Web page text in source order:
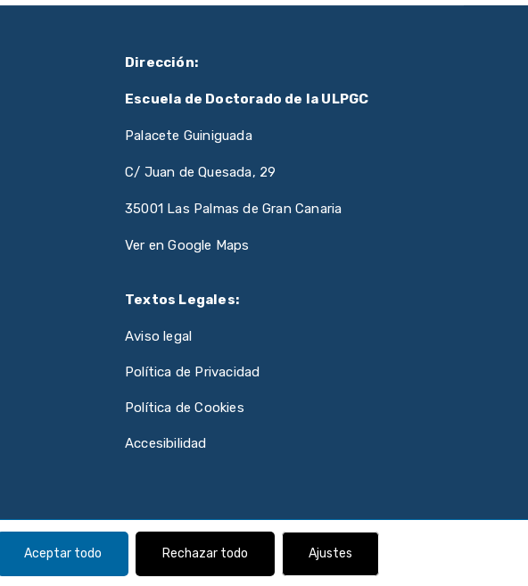
Dirección:
Escuela de Doctorado de la ULPGC
Palacete Guiniguada
C/ Juan de Quesada, 29
35001 Las Palmas de Gran Canaria
Ver en Google Maps
Textos Legales:
Aviso legal
Política de Privacidad
Política de Cookies
Accesibilidad
Aceptar todo Rechazar todo Ajustes